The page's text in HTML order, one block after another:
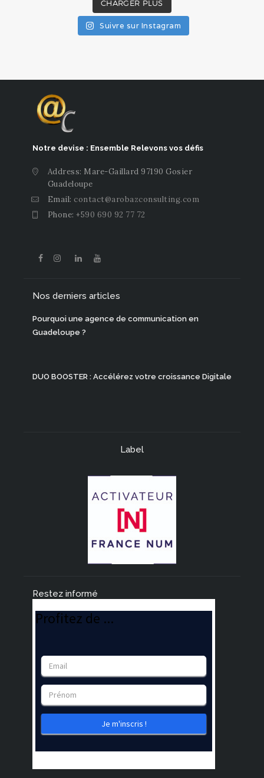
CHARGER PLUS
Suivre sur Instagram
Notre devise : Ensemble Relevons vos défis
Address: Mare-Gaillard 97190 Gosier
Guadeloupe
Email: contact@arobazconsulting.com
Phone:+590 690 92 77 72
Nos derniers articles
Pourquoi une agence de communication en
Guadeloupe ?
DUO BOOSTER : Accélérez votre croissance Digitale
Label
Restez informé